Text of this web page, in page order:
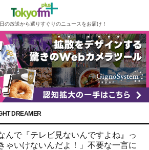
の放送から選りすぐりのニュースをお届け！
DREAMER
んで『テレビ見ないんですよね』っ
ゃいけないんだよ！」不要な一言に